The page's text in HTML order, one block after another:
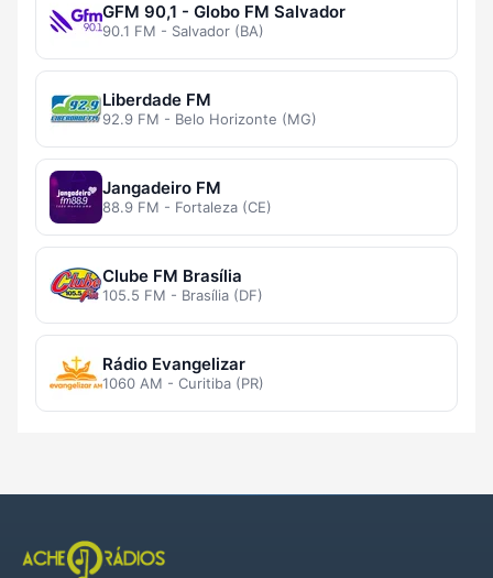
GFM 90,1 - Globo FM Salvador
90.1 FM - Salvador (BA)
Liberdade FM
92.9 FM - Belo Horizonte (MG)
Jangadeiro FM
88.9 FM - Fortaleza (CE)
Clube FM Brasília
105.5 FM - Brasília (DF)
Rádio Evangelizar
1060 AM - Curitiba (PR)